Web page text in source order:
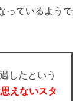
っているようで
したという
えないスタ